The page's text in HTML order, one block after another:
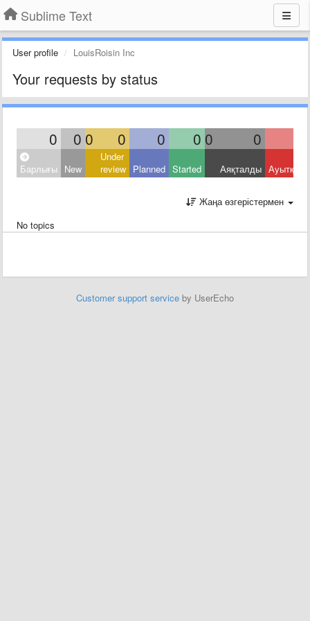
Sublime Text
User profile LouisRoisin Inc
Your requests by status
0 0 0 0 0 0 0 0
Барлығы New
Under
review Planned Started Аяқталды
Жаңа өзгерістермен
No topics
Customer support service by UserEcho